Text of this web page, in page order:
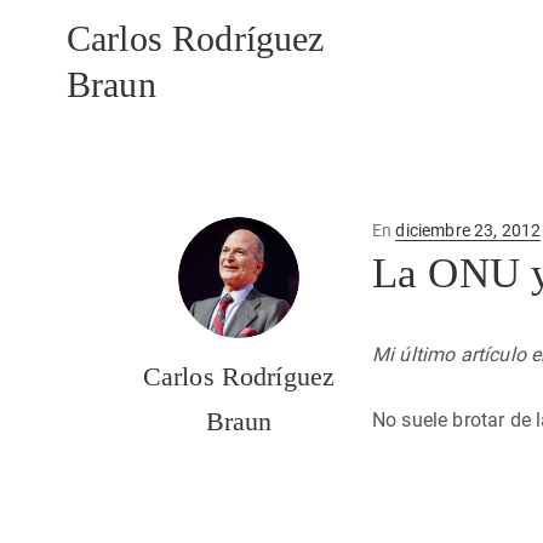
Carlos Rodríguez
Braun
Carlos Rodríguez
Braun
EnPublicado
diciembre 23, 2012
La ONU
Mi último artículo
No suele brotar de